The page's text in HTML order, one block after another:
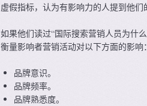
虚假指标，认为有影响力的人提到他们
如果他们读过“国际搜索营销人员为什
衡量影响者营销活动对以下方面的影响：
品牌意识。
品牌频率。
品牌熟悉度。